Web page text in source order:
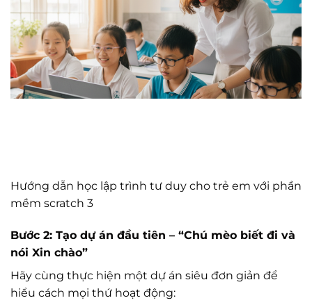
Hướng dẫn học lập trình tư duy cho trẻ em với phần
mềm scratch 3
Bước 2: Tạo dự án đầu tiên – “Chú mèo biết đi và
nói Xin chào”
Hãy cùng thực hiện một dự án siêu đơn giản để
hiểu cách mọi thứ hoạt động: